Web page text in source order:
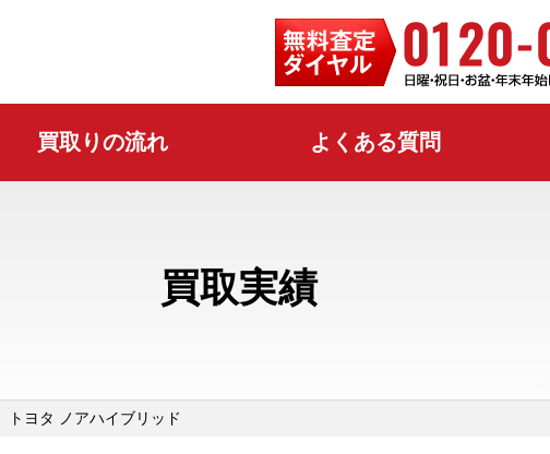
買取りの流れ よくある質問
買取実績
トヨタ ノアハイブリッド